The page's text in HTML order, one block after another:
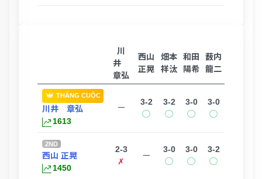
川
井
章弘
西山
正晃
畑本
祥汰
和田
陽希
薮内
龍二
THẮNG CUỘC
川井 章弘
1613
ー
3-2
◯
3-2
◯
3-0
◯
3-0
◯
2ND
西山 正晃
1450
2-3
✗
ー
3-0
◯
3-0
◯
3-2
◯